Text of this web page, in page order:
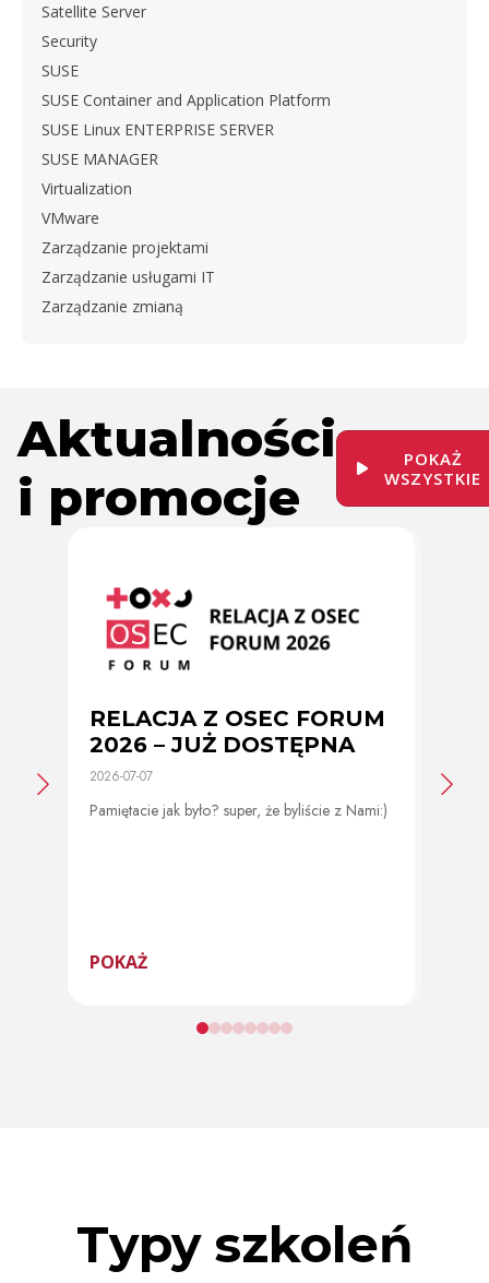
Satellite Server
Security
SUSE
SUSE Container and Application Platform
SUSE Linux ENTERPRISE SERVER
SUSE MANAGER
Virtualization
VMware
Zarządzanie projektami
Zarządzanie usługami IT
Zarządzanie zmianą
Aktualności
i promocje
POKAŻ
WSZYSTKIE
RELACJA Z OSEC FORUM
2026 – JUŻ DOSTĘPNA
2026-07-07
Pamiętacie jak było? super, że byliście z Nami:)
POKAŻ
2026-
Typy szkoleń